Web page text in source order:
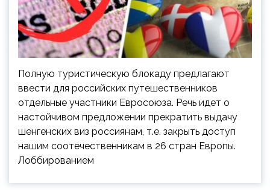
Полную туристическую блокаду предлагают
ввести для российских путешественников
отдельные участники Евросоюза. Речь идет о
настойчивом предложении прекратить выдачу
шенгенских виз россиянам, т.е. закрыть доступ
нашим соотечественникам в 26 стран Европы.
Лоббированием